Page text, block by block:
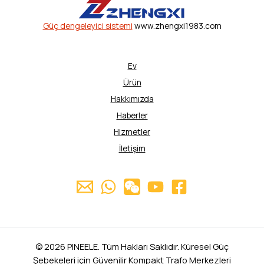
Güç dengeleyici sistemi www.zhengxi1983.com
Ev
Ürün
Hakkımızda
Haberler
Hizmetler
İletişim
© 2026 PINEELE. Tüm Hakları Saklıdır. Küresel Güç
Şebekeleri için Güvenilir Kompakt Trafo Merkezleri